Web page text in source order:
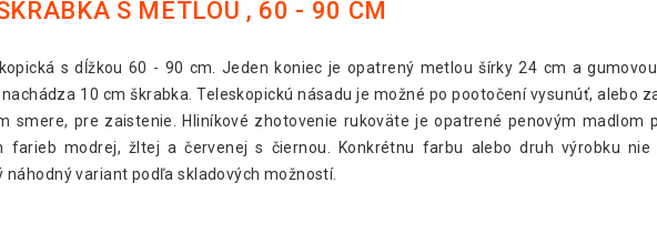
S METLOU , 60 - 90 CM
s dĺžkou 60 - 90 cm. Jeden koniec je opatrený metlou šírky 24 cm a
10 cm škrabka. Teleskopickú násadu je možné po pootočení vysunúť, alebo
smere, pre zaistenie. Hliníkové zhotovenie rukoväte je opatrené penovým madlom
farieb modrej, žltej a červenej s čiernou. Konkrétnu farbu alebo druh výrobku
náhodný variant podľa skladových možností.